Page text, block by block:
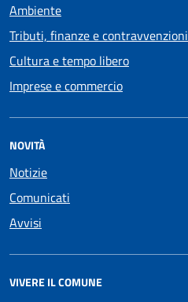
Ambiente
Tributi, finanze e contravvenzioni
Cultura e tempo libero
Imprese e commercio
NOVITÀ
Notizie
Comunicati
Avvisi
VIVERE IL COMUNE